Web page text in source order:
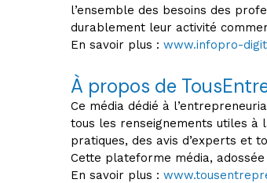
l’ensemble des besoins des
durablement leur activité
En savoir plus : www.infopro-
À propos de
Ce média dédié à
tous les renseignements utiles à
pratiques, des avis d’experts et
Cette plateforme média,
En savoir plus :